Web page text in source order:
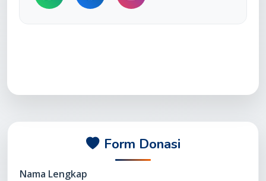
Form Donasi
Nama Lengkap